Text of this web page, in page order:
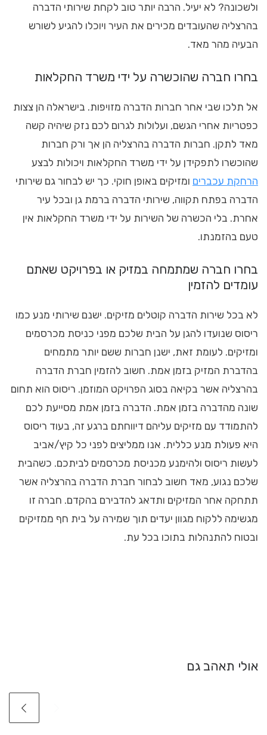
ולשכונה? לא יעיל. הרבה יותר טוב לקחת שירותי הדברה
בהרצליה שהעובדים מכירים את העיר ויוכלו להגיע לשורש
הבעיה מהר מאד.
בחרו חברה שהוכשרה על ידי משרד החקלאות
אל תלכו שבי אחר חברות הדברה מזויפות. בישראלה הן צצות
כפטריות אחרי הגשם, ועלולות לגרום לכם נזק שיהיה קשה
מאד לתקן. חברות הדברה בהרצליה הן אך ורק חברות
שהוכשרו לתפקידן על ידי משרד החקלאות ויכולות לבצע
הרחקת עכברים ומזיקים באופן חוקי. כך יש לבחור גם שירותי
הדברה בפתח תקווה, שירותי הדברה ברמת גן ובכל עיר
אחרת. בלי הכשרה של השירות על ידי משרד החקלאות אין
טעם בהזמנתו.
בחרו חברה שמתמחה במזיק או בפרויקט שאתם
עומדים להזמין
לא בכל שירות הדברה קוטלים מזיקים. ישנם שירותי מנע כמו
ריסוס שנועדו להגן על הבית שלכם מפני כניסת מכרסמים
ומזיקים. לעומת זאת, ישנן חברות ששם יותר מתמחים
בהדברת המזיק בזמן אמת. חשוב להזמין חברת הדברה
בהרצליה אשר בקיאה בסוג הפרויקט המוזמן. ריסוס הוא תחום
שונה מהדברה בזמן אמת. הדברה בזמן אמת מסייעת לכם
להתמודד עם מזיקים עליהם דיווחתם ברגע זה, בעוד ריסוס
היא פעולת מנע כללית. אנו ממליצים לפני כל קיץ/אביב
לעשות ריסוס ולהימנע מכניסת מכרסמים לביתכם. כשהבית
שלכם נגוע, מאד חשוב לבחור חברת הדברה בהרצליה אשר
תתחקה אחר המזיקים ותדאג להדבירם בהקדם. חברה זו
מגשימה ללקוח מגוון יעדים תוך שמירה על בית חף ממזיקים
ובטוח להתנהלות בתוכו בכל עת.
אולי תאהב גם